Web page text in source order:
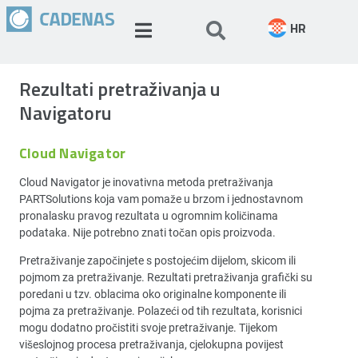
HR
Rezultati pretraživanja u
Navigatoru
Cloud Navigator
Cloud Navigator je inovativna metoda pretraživanja
PARTSolutions koja vam pomaže u brzom i jednostavnom
pronalasku pravog rezultata u ogromnim količinama
podataka. Nije potrebno znati točan opis proizvoda.
Pretraživanje započinjete s postojećim dijelom, skicom ili
pojmom za pretraživanje. Rezultati pretraživanja grafički su
poredani u tzv. oblacima oko originalne komponente ili
pojma za pretraživanje. Polazeći od tih rezultata, korisnici
mogu dodatno pročistiti svoje pretraživanje. Tijekom
višeslojnog procesa pretraživanja, cjelokupna povijest